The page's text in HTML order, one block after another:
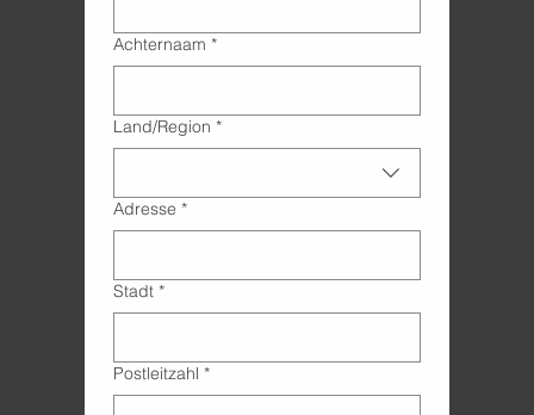
Achternaam *
Adres met meerdere regels
Land/Region *
Adresse *
Stadt *
Postleitzahl *